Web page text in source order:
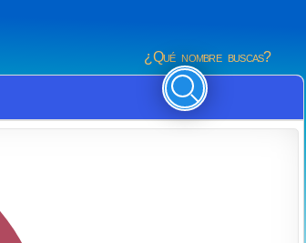
¿Qué nombre buscas?